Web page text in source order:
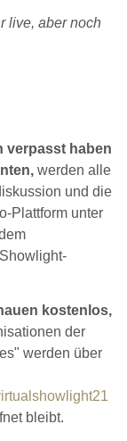
live, aber noch
verpasst haben
werden alle
und die
Plattform unter
kostenlos,
der
werden über
bleibt.